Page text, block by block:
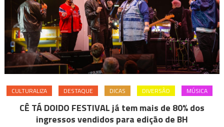
eventos
para
curtir
entre
sexta
e
CULTURALIZA DESTAQUE DICAS DIVERSÃO MÚSICA
CÊ TÁ DOIDO FESTIVAL já tem mais de 80% dos
ingressos vendidos para edição de BH